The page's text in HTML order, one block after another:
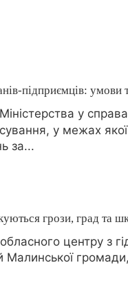
підприємців: умови
у
у межах
за...
грози, град та
центру з
Малинської